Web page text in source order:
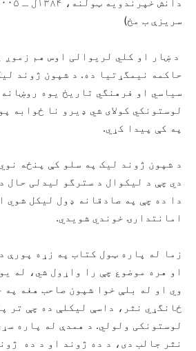
سریزې ب مخ)
د ښار او کلي لریوالی اوس هم
حاکمه نیمگړتیا ده. د شپون ژوند
سیاسي او فرهنگي تاریخ یوه
لوستونکي کولای شي ډیرو نا ځوابه
په کې پیدا کړي.
د شپون ژوند لیک په سلو کې پنځه
دي چې د لیکوال د سترگو لیدلی حال
دا ده چې په صادقانه ډول لیکل شوي
امانتدارۍ خوندي شویدي.
زما له پاره ټول کتاب په زړه پورې
او هره موضوع چې را واړول شي، له
وي او له بلې خوا شپون صاحب هغه په
ځانگړي نثر، داسې لیکلې ده چې تر
لوستونکی ولولي. د همدې له پاره
نثر جالب دی، د ده ژوند او د ده